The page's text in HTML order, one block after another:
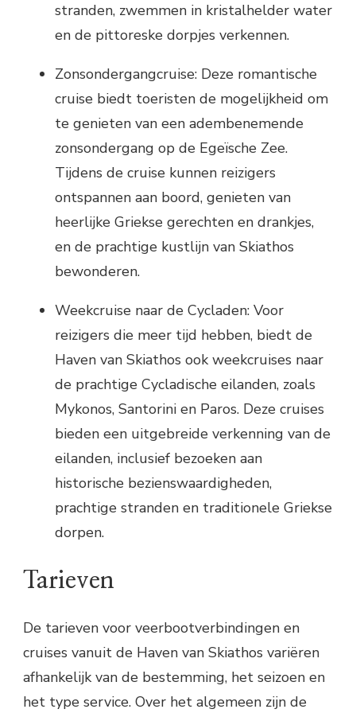
stranden, zwemmen in kristalhelder water
en de pittoreske dorpjes verkennen.
Zonsondergangcruise: Deze romantische
cruise biedt toeristen de mogelijkheid om
te genieten van een adembenemende
zonsondergang op de Egeïsche Zee.
Tijdens de cruise kunnen reizigers
ontspannen aan boord, genieten van
heerlijke Griekse gerechten en drankjes,
en de prachtige kustlijn van Skiathos
bewonderen.
Weekcruise naar de Cycladen: Voor
reizigers die meer tijd hebben, biedt de
Haven van Skiathos ook weekcruises naar
de prachtige Cycladische eilanden, zoals
Mykonos, Santorini en Paros. Deze cruises
bieden een uitgebreide verkenning van de
eilanden, inclusief bezoeken aan
historische bezienswaardigheden,
prachtige stranden en traditionele Griekse
dorpen.
Tarieven
De tarieven voor veerbootverbindingen en
cruises vanuit de Haven van Skiathos variëren
afhankelijk van de bestemming, het seizoen en
het type service. Over het algemeen zijn de